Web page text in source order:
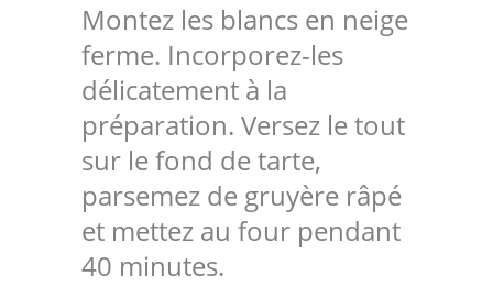
Montez les blancs en neige
ferme. Incorporez-les
délicatement à la
préparation. Versez le tout
sur le fond de tarte,
parsemez de gruyère râpé
et mettez au four pendant
40 minutes.